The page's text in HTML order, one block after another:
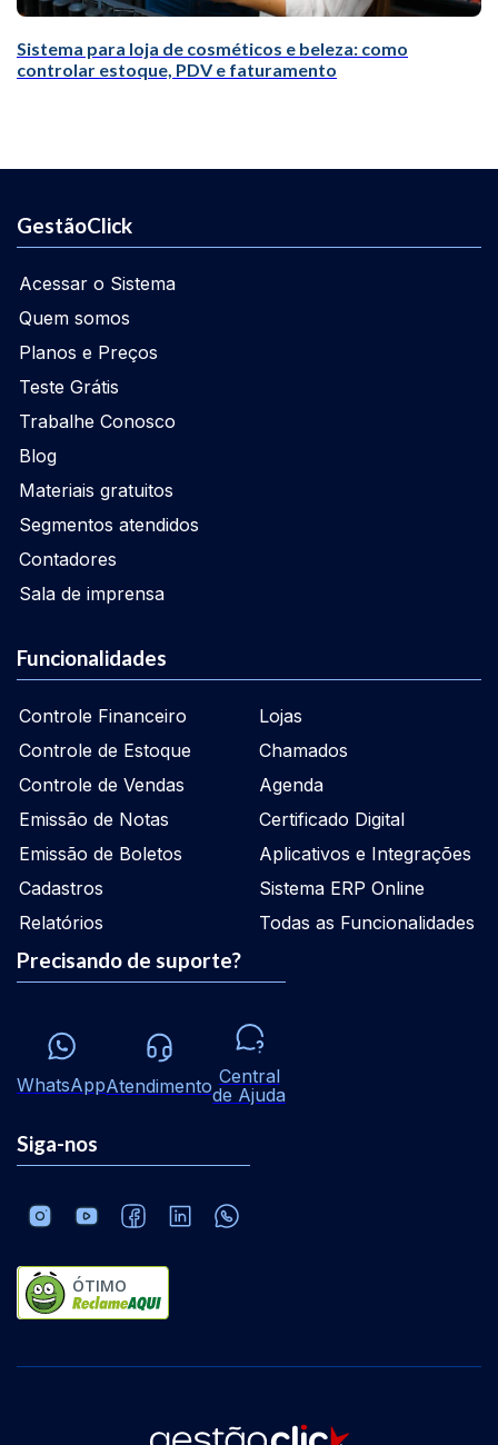
Sistema para loja de cosméticos e beleza: como
controlar estoque, PDV e faturamento
GestãoClick
Acessar o Sistema
Quem somos
Planos e Preços
Teste Grátis
Trabalhe Conosco
Blog
Materiais gratuitos
Segmentos atendidos
Contadores
Sala de imprensa
Funcionalidades
Controle Financeiro
Controle de Estoque
Controle de Vendas
Emissão de Notas
Emissão de Boletos
Cadastros
Relatórios
Lojas
Chamados
Agenda
Certificado Digital
Aplicativos e Integrações
Sistema ERP Online
Todas as Funcionalidades
Precisando de suporte?
WhatsAppAtendimento Central
de Ajuda
Siga-nos
ÓTIMO